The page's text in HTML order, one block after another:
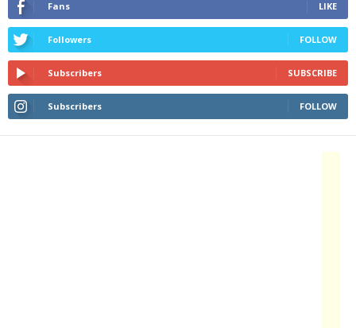
Fans LIKE
Followers FOLLOW
Subscribers SUBSCRIBE
Subscribers FOLLOW